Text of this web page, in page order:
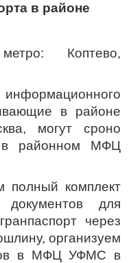
в районе
Коптево,
в районе
могут сроно
в районном МФЦ
полный комплект
для
через
организуем
в МФЦ УФМС в